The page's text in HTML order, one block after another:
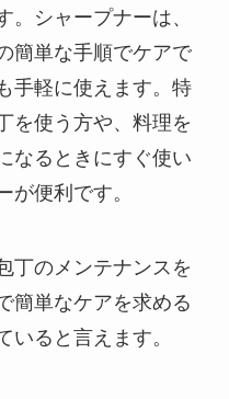
。シャープナーは、
簡単な手順でケアで
手軽に使えます。特
を使う方や、料理を
なるときにすぐ使い
が便利です。
丁のメンテナンスを
簡単なケアを求める
いると言えます。